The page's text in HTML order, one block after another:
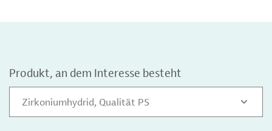
Produkt, an dem Interesse besteht
Zirkoniumhydrid, Qualität PS